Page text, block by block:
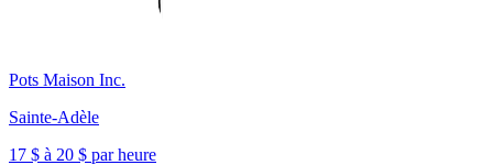
Pots Maison Inc.
Sainte-Adèle
17 $ à 20 $ par heure